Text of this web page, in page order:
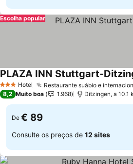
Escolha popular
3 EstrelasHotel Restaurante suábio e
PLAZA INN Stuttgart-
8,2 Muito boa 1.968 Ditzingen, a 10.1
De € 89
Consulte os preços de 12 sites